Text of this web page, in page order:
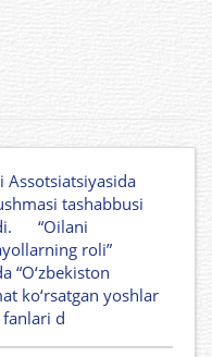
Assotsiatsiyasida
tashabbusi
“Oilani
roli”
“O‘zbekiston
ko‘rsatgan yoshlar
fanlari d